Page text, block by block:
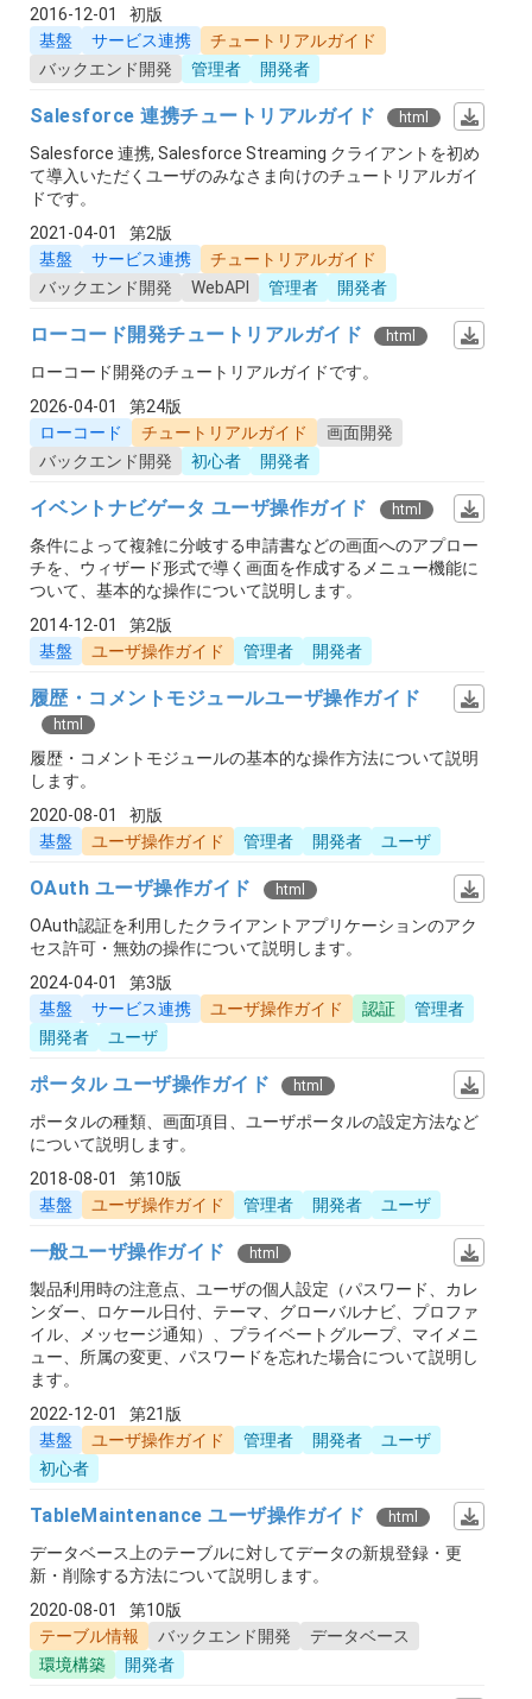
2016-12-01
初版
基盤
サービス連携
チュートリアルガイド
バックエンド開発
管理者 開発者
Salesforce 連携チュートリアルガイド html
Salesforce 連携, Salesforce Streaming クライアントを初め
て導入いただくユーザのみなさま向けのチュートリアルガイ
ドです。
2021-04-01
第2版
基盤
サービス連携
チュートリアルガイド
バックエンド開発
WebAPI 管理者 開発者
ローコード開発チュートリアルガイド html
ローコード開発のチュートリアルガイドです。
2026-04-01
第24版
ローコード
チュートリアルガイド
画面開発
バックエンド開発
初心者 開発者
イベントナビゲータ ユーザ操作ガイド html
条件によって複雑に分岐する申請書などの画面へのアプロー
チを、ウィザード形式で導く画面を作成するメニュー機能に
ついて、基本的な操作について説明します。
2014-12-01
第2版
基盤
ユーザ操作ガイド 管理者 開発者
履歴・コメントモジュールユーザ操作ガイド
html
履歴・コメントモジュールの基本的な操作方法について説明
します。
2020-08-01
初版
基盤
ユーザ操作ガイド 管理者 開発者 ユーザ
OAuth ユーザ操作ガイド html
OAuth認証を利用したクライアントアプリケーションのアク
セス許可・無効の操作について説明します。
2024-04-01
第3版
基盤
サービス連携 ユーザ操作ガイド 認証
管理者
開発者
ユーザ
ポータル ユーザ操作ガイド html
ポータルの種類、画面項目、ユーザポータルの設定方法など
について説明します。
2018-08-01
第10版
基盤
ユーザ操作ガイド 管理者 開発者 ユーザ
一般ユーザ操作ガイド html
製品利用時の注意点、ユーザの個人設定（パスワード、カレ
ンダー、ロケール日付、テーマ、グローバルナビ、プロファ
イル、メッセージ通知）、プライベートグループ、マイメニ
ュー、所属の変更、パスワードを忘れた場合について説明し
ます。
2022-12-01
第21版
基盤
ユーザ操作ガイド 管理者 開発者
ユーザ
初心者
TableMaintenance ユーザ操作ガイド html
データベース上のテーブルに対してデータの新規登録・更
新・削除する方法について説明します。
2020-08-01
第10版
テーブル情報
バックエンド開発
データベース
環境構築
開発者